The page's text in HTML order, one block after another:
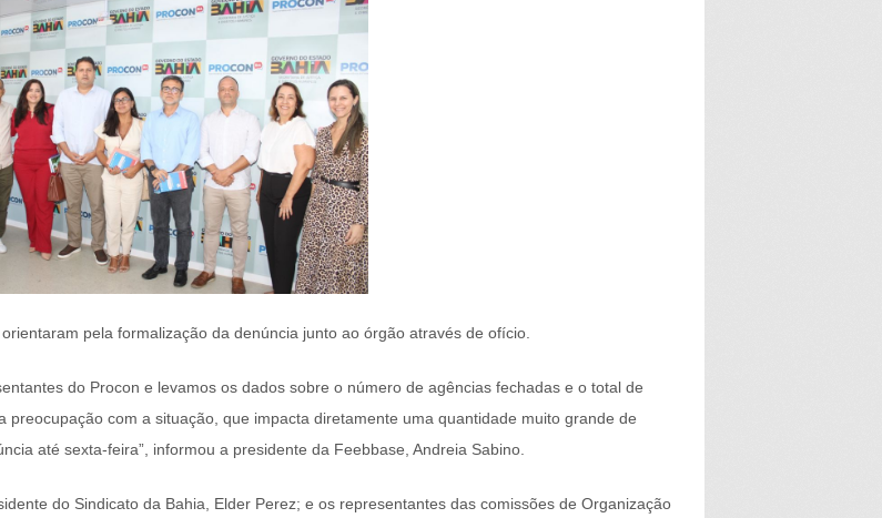
pela formalização da denúncia junto ao órgão através de ofício.
do Procon e levamos os dados sobre o número de agências fechadas e o total de
com a situação, que impacta diretamente uma quantidade muito grande de
até sexta-feira”, informou a presidente da Feebbase, Andreia Sabino.
do Sindicato da Bahia, Elder Perez; e os representantes das comissões de Organização